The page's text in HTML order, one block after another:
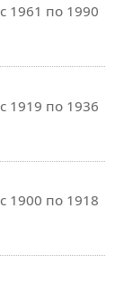
1961 по 1990
1919 по 1936
1900 по 1918